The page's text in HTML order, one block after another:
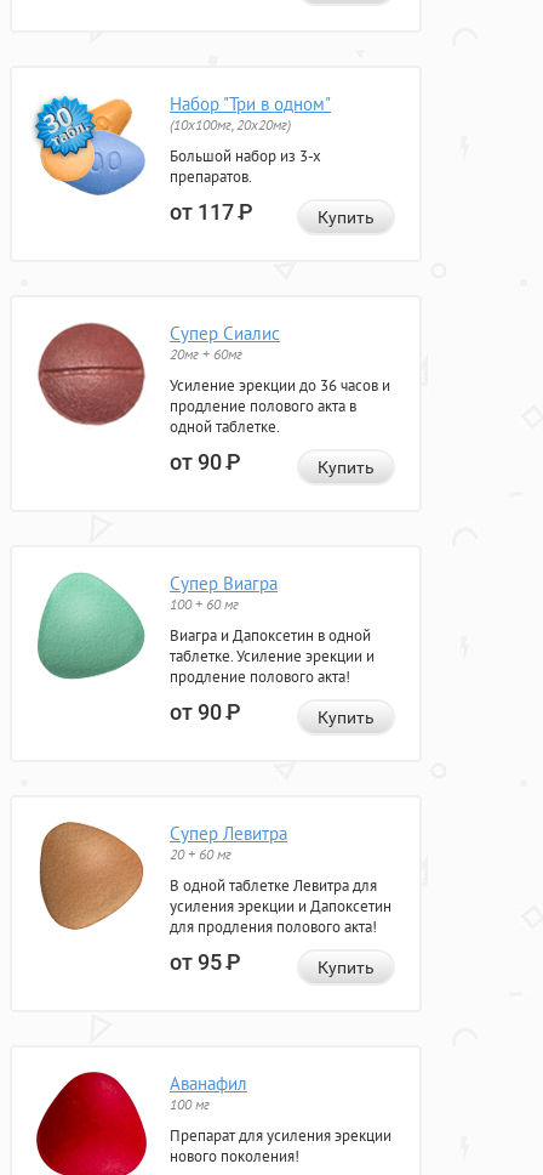
Набор "Три в одном"
(10x100мг, 20x20мг)
Большой набор из 3-х
препаратов.
от 117Р Купить
Супер Сиалис
20мг + 60мг
Усиление эрекции до 36 часов и
продление полового акта в
одной таблетке.
от 90Р Купить
Супер Виагра
100 + 60 мг
Виагра и Дапоксетин в одной
таблетке. Усиление эрекции и
продление полового акта!
от 90Р Купить
Супер Левитра
20 + 60 мг
В одной таблетке Левитра для
усиления эрекции и Дапоксетин
для продления полового акта!
от 95Р Купить
Аванафил
100 мг
Препарат для усиления эрекции
нового поколения!